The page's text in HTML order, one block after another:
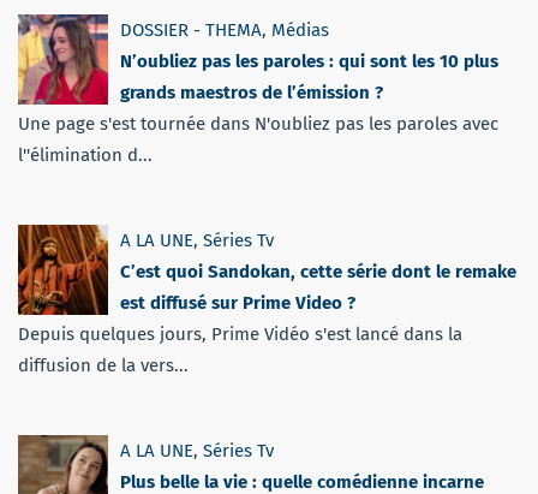
DOSSIER - THEMA, Médias
N’oubliez pas les paroles : qui sont les 10 plus
grands maestros de l’émission ?
Une page s'est tournée dans N'oubliez pas les paroles avec
l''élimination d...
A LA UNE, Séries Tv
C’est quoi Sandokan, cette série dont le remake
est diffusé sur Prime Video ?
Depuis quelques jours, Prime Vidéo s'est lancé dans la
diffusion de la vers...
A LA UNE, Séries Tv
Plus belle la vie : quelle comédienne incarne